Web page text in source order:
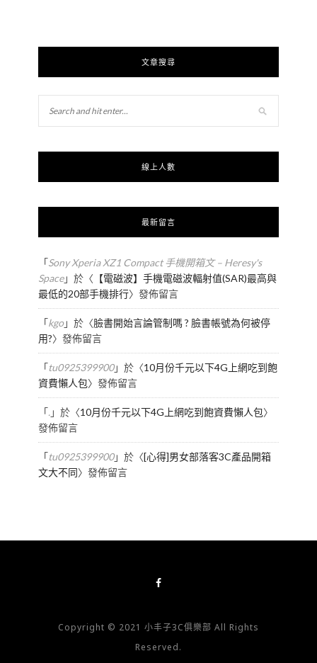
文章搜尋
線上人數
最新留言
「Sony Xperia XZ1 Compact 手機開箱文 – Heresy's
Space」於〈 【電磁波】手機電磁波輻射值(SAR)最高與
最低的20部手機排行〉發佈留言
「kgo」於〈臉書開始言論管制嗎 ? 臉書帳號為何被停
用?〉發佈留言
「tu0925399900」於〈10月份千元以下4G上網吃到飽
資費懶人包〉發佈留言
「.」於〈10月份千元以下4G上網吃到飽資費懶人包〉
發佈留言
「tu0925399900」於〈[心得]男女部落客3C產品開箱
文大不同〉發佈留言
Copyright © 2021 小丰子3C俱樂部 All Rights
Reserved.